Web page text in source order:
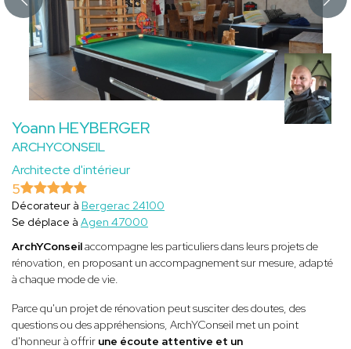
Yoann HEYBERGER
ARCHYCONSEIL
Architecte d'intérieur
5
Décorateur à Bergerac 24100
Se déplace à Agen 47000
ArchYConseilaccompagne les particuliers dans leurs projets de
rénovation, en proposant un accompagnement sur mesure, adapté
à chaque mode de vie.
Parce qu'un projet de rénovation peut susciter des doutes, des
questions ou des appréhensions, ArchYConseil met un point
d'honneur à offrir une écoute attentive et un